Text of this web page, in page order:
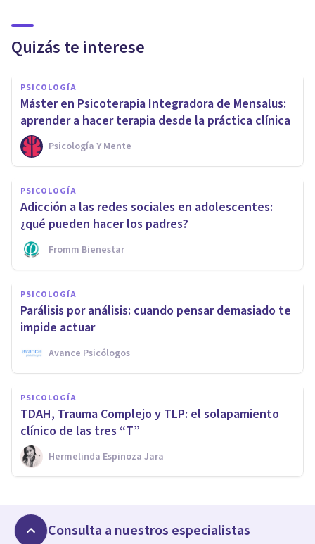
Quizás te interese
PSICOLOGÍA
Máster en Psicoterapia Integradora de Mensalus:
aprender a hacer terapia desde la práctica clínica
Psicología Y Mente
PSICOLOGÍA
Adicción a las redes sociales en adolescentes:
¿qué pueden hacer los padres?
Fromm Bienestar
PSICOLOGÍA
Parálisis por análisis: cuando pensar demasiado te
impide actuar
Avance Psicólogos
PSICOLOGÍA
TDAH, Trauma Complejo y TLP: el solapamiento
clínico de las tres “T”
Hermelinda Espinoza Jara
Consulta a nuestros especialistas